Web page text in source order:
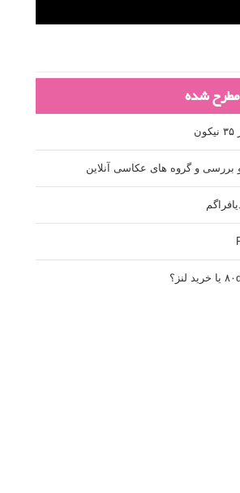
مطرح شده
بررسی و گروه های عکاسی آنلاین